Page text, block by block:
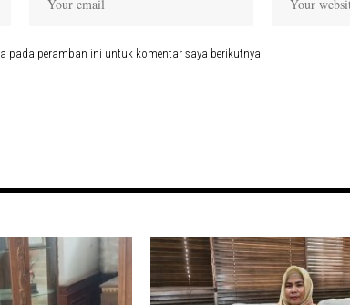
pada peramban ini untuk komentar saya berikutnya.